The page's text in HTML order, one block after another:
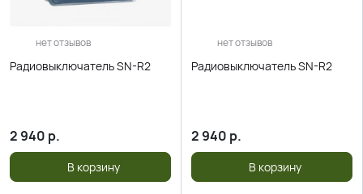
нет отзывов
Радиовыключатель SN-R2
2 940 р.
В корзину
нет отзывов
Радиовыключатель SN-R2
2 940 р.
В корзину